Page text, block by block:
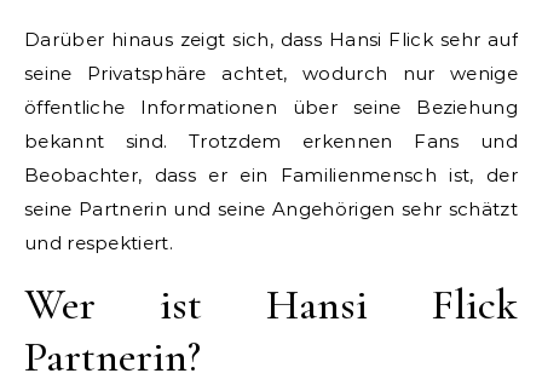
Darüber hinaus zeigt sich, dass Hansi Flick sehr auf
seine Privatsphäre achtet, wodurch nur wenige
öffentliche Informationen über seine Beziehung
bekannt sind. Trotzdem erkennen Fans und
Beobachter, dass er ein Familienmensch ist, der
seine Partnerin und seine Angehörigen sehr schätzt
und respektiert.
Wer ist Hansi Flick
Partnerin?